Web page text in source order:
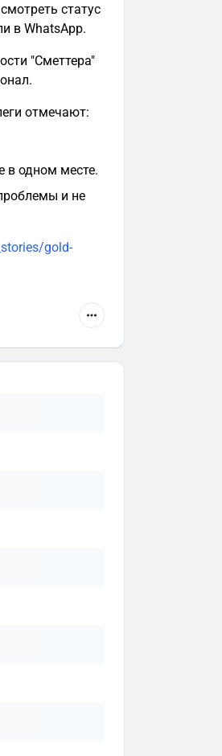
статус
в WhatsApp.
отмечают:
в одном месте.
и не
gold-